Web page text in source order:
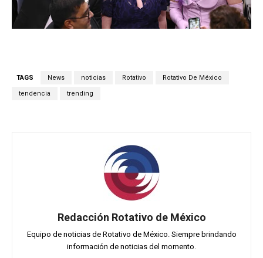
TAGS News noticias Rotativo Rotativo De México
tendencia trending
Redacción Rotativo de México
Equipo de noticias de Rotativo de México. Siempre brindando
información de noticias del momento.